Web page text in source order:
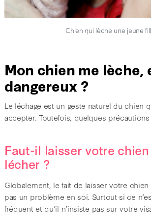
Chien qui lèche une jeune
Mon chien me lèche,
dangereux ?
Le léchage est un geste naturel du chien
accepter. Toutefois, quelques précautions
Faut-il laisser votre
lécher ?
Globalement, le fait de laisser votre chien
pas un problème en soi. Surtout si ce
fréquent et qu’il n’insiste pas sur votre